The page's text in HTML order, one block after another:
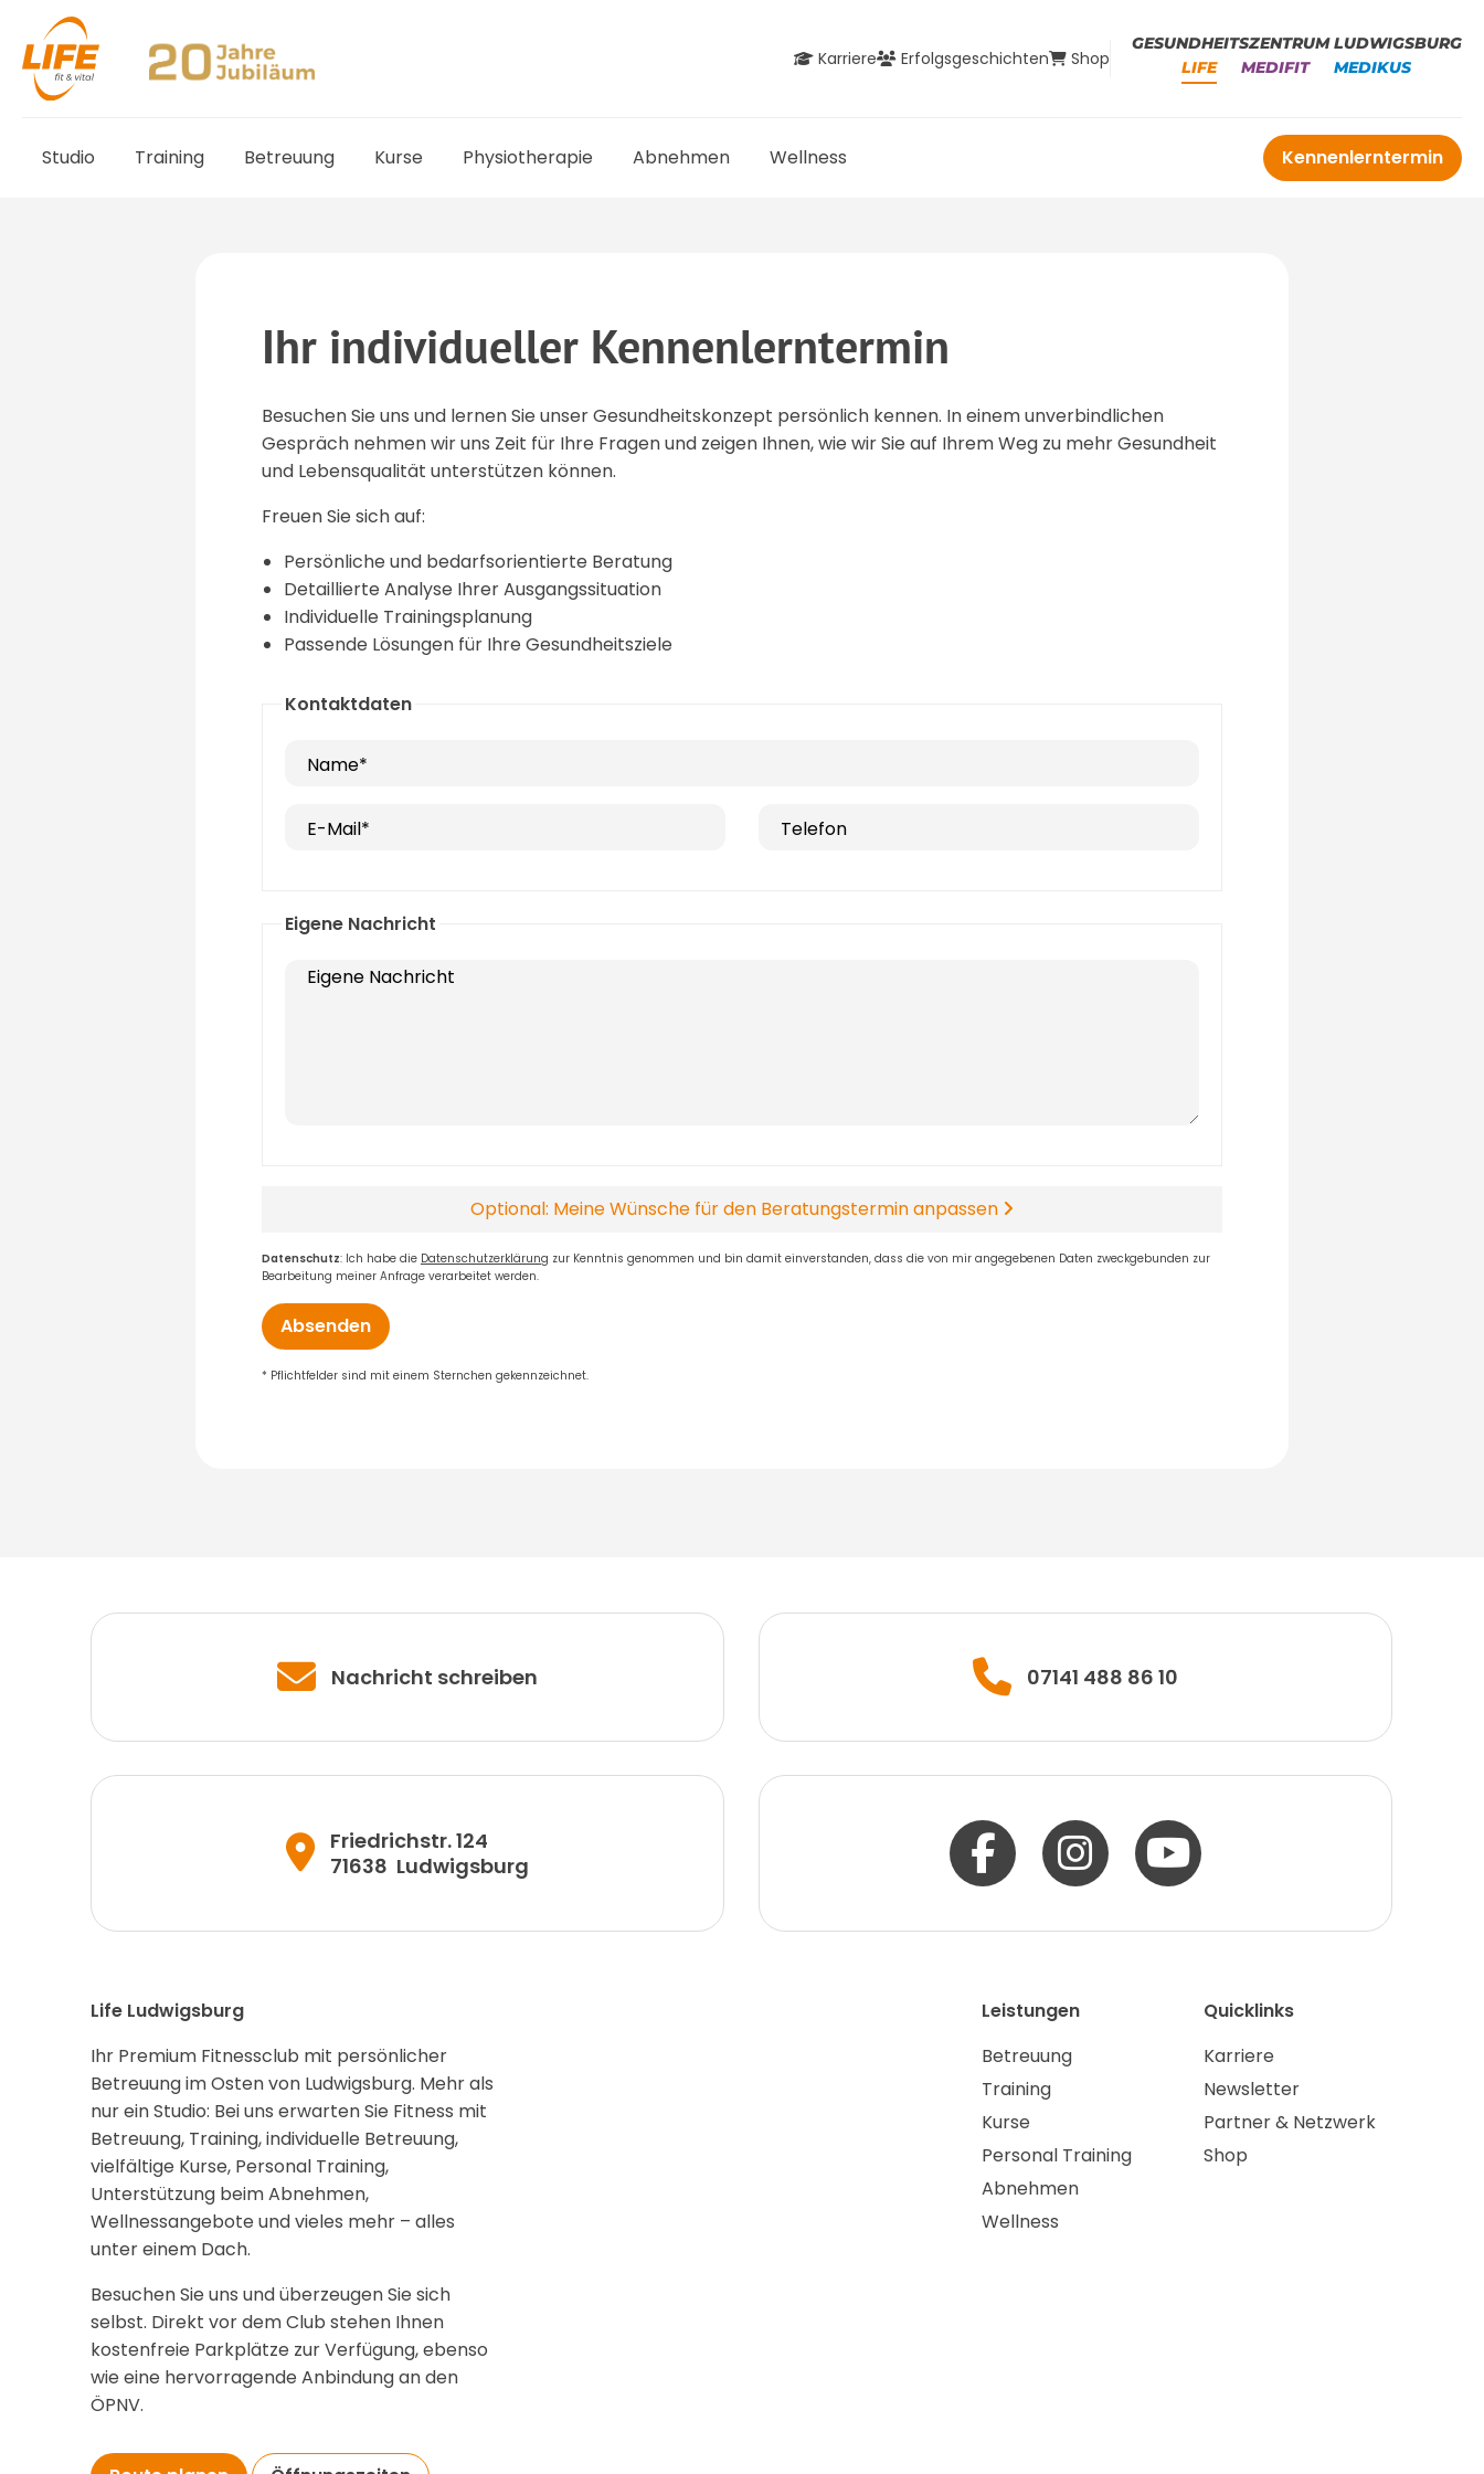
Karriere Erfolgsgeschichten Shop
GESUNDHEITSZENTRUM LUDWIGSBURG
LIFE
MEDIFIT MEDIKUS
Studio Training Betreuung Kurse Physiotherapie Abnehmen Wellness Kennenlerntermin
Ihr individueller Kennenlerntermin
Besuchen Sie uns und lernen Sie unser Gesundheitskonzept persönlich kennen. In einem unverbindlichen
Gespräch nehmen wir uns Zeit für Ihre Fragen und zeigen Ihnen, wie wir Sie auf Ihrem Weg zu mehr Gesundheit
und Lebensqualität unterstützen können.
Freuen Sie sich auf:
Persönliche und bedarfsorientierte Beratung
Detaillierte Analyse Ihrer Ausgangssituation
Individuelle Trainingsplanung
Passende Lösungen für Ihre Gesundheitsziele
Kontaktdaten
Name*
E-Mail* Telefon
Eigene Nachricht
Eigene Nachricht
Optional: Meine Wünsche für den Beratungstermin anpassen
Datenschutz: Ich habe die Datenschutzerklärung zur Kenntnis genommen und bin damit einverstanden, dass die von mir angegebenen Daten zweckgebunden zur
Bearbeitung meiner Anfrage verarbeitet werden.
Absenden
* Pflichtfelder sind mit einem Sternchen gekennzeichnet.
Nachricht schreiben 07141 488 86 10
Friedrichstr. 124
71638 Ludwigsburg
Life Ludwigsburg
Ihr Premium Fitnessclub mit persönlicher
Betreuung im Osten von Ludwigsburg. Mehr als
nur ein Studio: Bei uns erwarten Sie Fitness mit
Betreuung, Training, individuelle Betreuung,
vielfältige Kurse, Personal Training,
Unterstützung beim Abnehmen,
Wellnessangebote und vieles mehr – alles
unter einem Dach.
Besuchen Sie uns und überzeugen Sie sich
selbst. Direkt vor dem Club stehen Ihnen
kostenfreie Parkplätze zur Verfügung, ebenso
wie eine hervorragende Anbindung an den
ÖPNV.
Leistungen
Betreuung
Training
Kurse
Personal Training
Abnehmen
Wellness
Quicklinks
Karriere
Newsletter
Partner & Netzwerk
Shop